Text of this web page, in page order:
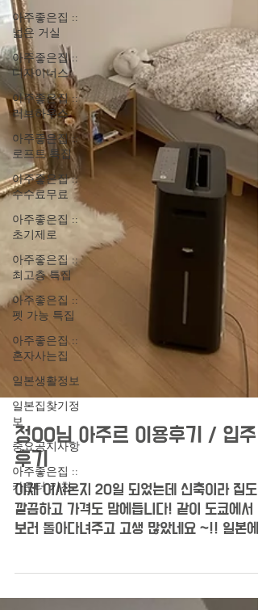
아주좋은집 ::
넓은 거실
아주좋은집 ::
디자이너스
아주좋은집 ::
러브하우스
아주좋은집 ::
로프트 특집
아주좋은집 ::
수수료무료
아주좋은집 ::
초기제로
아주좋은집 ::
최고층 특집
아주좋은집 ::
펫 가능 특집
아주좋은집 ::
혼자사는집
일본생활정보
일본집찾기정
보
중요공지사항
아주좋은집 ::
카운터 키친
정00님 아주르 이용후기 / 입주
후기
이제 이사온지 20일 되었는데 신축이라 집도
전 만족입니다 ​ 원문 링크:...